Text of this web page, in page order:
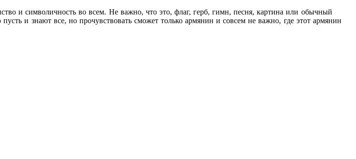
и символичность во всем. Не важно, что это, флаг, герб, гимн, песня, картина или обычный
и знают все, но прочувствовать сможет только армянин и совсем не важно, где этот армянин